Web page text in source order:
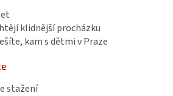
klidnější procházku
kam s dětmi v Praze
stažení